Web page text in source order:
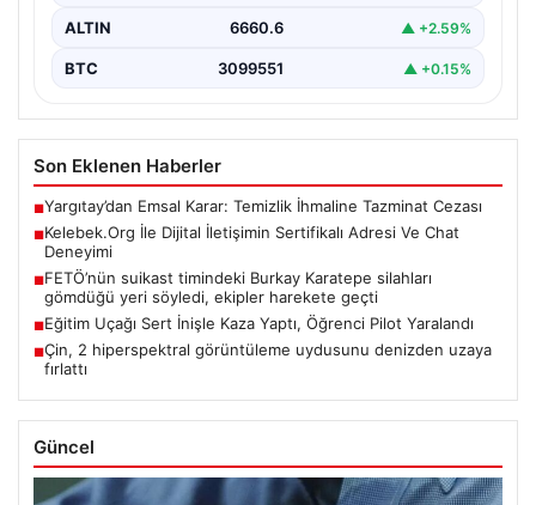
ALTIN 6660.6 ▲ +2.59%
BTC 3099551 ▲ +0.15%
Son Eklenen Haberler
■Yargıtay’dan Emsal Karar: Temizlik İhmaline Tazminat Cezası
■Kelebek.Org İle Dijital İletişimin Sertifikalı Adresi Ve Chat
Deneyimi
■FETÖ’nün suikast timindeki Burkay Karatepe silahları
gömdüğü yeri söyledi, ekipler harekete geçti
■Eğitim Uçağı Sert İnişle Kaza Yaptı, Öğrenci Pilot Yaralandı
■Çin, 2 hiperspektral görüntüleme uydusunu denizden uzaya
fırlattı
Güncel